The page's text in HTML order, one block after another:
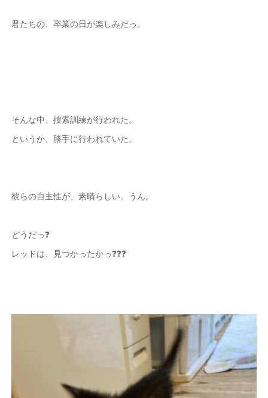
君たちの、卒業の日が楽しみだっ。
そんな中、捜索訓練が行われた。
というか、勝手に行われていた。
彼らの自主性が、素晴らしい。うん。
どうだっ❓
レッドは、見つかったかっ❓❓❓